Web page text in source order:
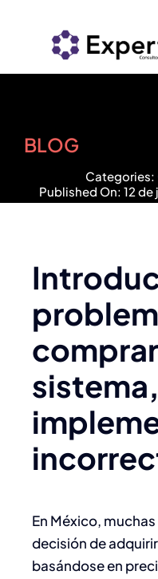
contenido
Nosotros
Soluciones
PIDE
Tecnología
Contacto
BLOG
Categories:
Published On: 12
En México,
decisión de
basándose en